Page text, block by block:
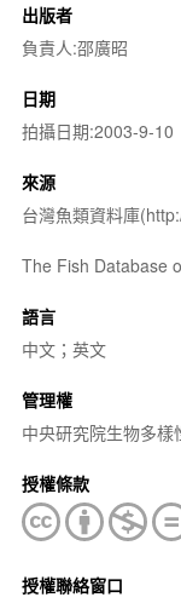
出版者
負責人:邵廣昭
日期
拍攝日期:2003-9-10
來源
台灣魚類資料庫
The Fish Database
語言
中文；英文
管理權
中央研究院生物多樣
授權條款
授權聯絡窗口